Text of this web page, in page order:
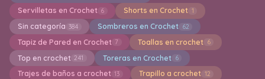
Servilletas en Crochet 6 Shorts en Crochet 1
Sin categoría 384 Sombreros en Crochet 62
Tapiz de Pared en Crochet 7 Toallas en crochet 6
Top en crochet 241 Toreras en Crochet 6
Trajes de baños a crochet 13 Trapillo a crochet 12